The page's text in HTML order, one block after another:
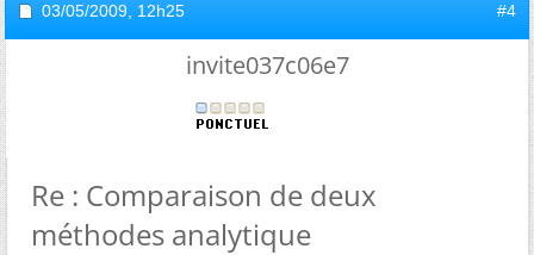
03/05/2009, 12h25 #4
invite037c06e7
Re : Comparaison de deux
méthodes analytique